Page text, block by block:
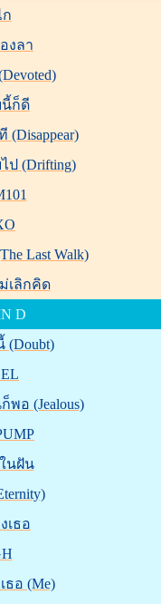
ก
งลา
นี้ก็ดี
ป (Drifting)
Last Walk)
เลิกคิด
D
(Doubt)
อ (Jealous)
นฝัน
เธอ
ธอ (Me)